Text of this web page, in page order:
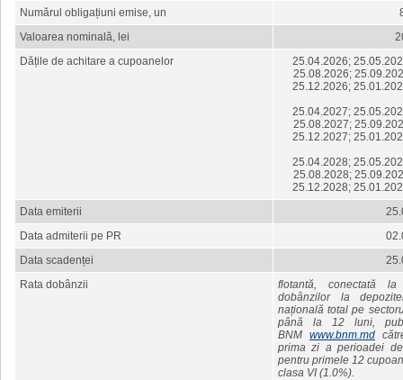
Numărul obligațiuni emise, un
Valoarea nominală, lei
Dățile de achitare a cupoanelor
25.04.2026;
25.08.2026;
25.12.2026;
25.04.2027;
25.08.2027;
25.12.2027;
25.04.2028;
25.08.2028;
25.12.2028;
Data emiterii
Data admiterii pe PR
Data scadenței
Rata dobânzii
flotantă, conectată
dobânzilor la
națională total pe
până la 12 luni,
BNM www.bnm.md
prima zi a perioadei
pentru primele 12
clasa VI (1.0%).